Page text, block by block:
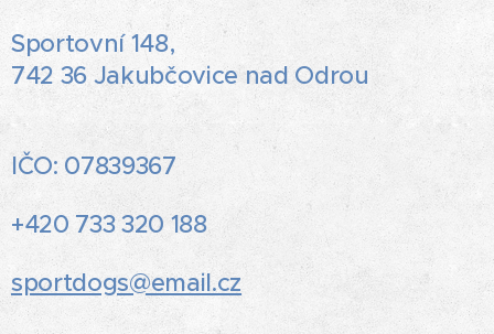
Sportovní 148,
742 36 Jakubčovice nad Odrou
IČO: 07839367
+420 733 320 188
sportdogs@email.cz